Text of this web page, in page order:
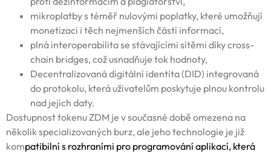
mikroplatby s téměř nulovými poplatky, které umožňují
monetizaci i těch nejmenších částí informací,
plná interoperabilita se stávajícími sítěmi díky cross-
chain bridges, což usnadňuje tok hodnoty,
Decentralizovaná digitální identita (DID) integrovaná
do protokolu, která uživatelům poskytuje plnou kontrolu
nad jejich daty.
Dostupnost tokenu ZDM je v současné době omezena na
několik specializovaných burz, ale jeho technologie je již
kompatibilní s rozhraními pro programování aplikací, která